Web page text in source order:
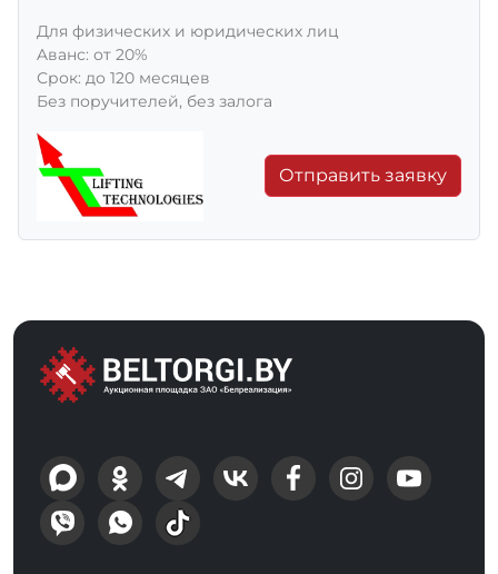
Для физических и юридических лиц
Aванс: от 20%
Срок: до 120 месяцев
Без поручителей, без залога
Отправить заявку